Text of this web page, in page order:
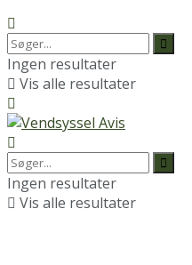
Ingen resultater
Vis alle resultater
Ingen resultater
Vis alle resultater